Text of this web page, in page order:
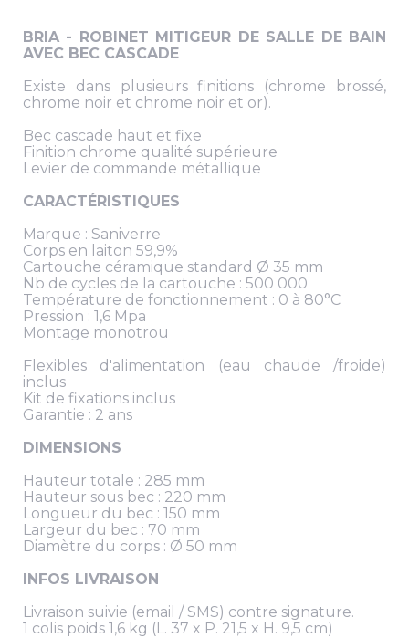
BRIA - ROBINET MITIGEUR DE SALLE DE BAIN
AVEC BEC CASCADE
Existe dans plusieurs finitions (chrome brossé,
chrome noir et chrome noir et or).
Bec cascade haut et fixe
Finition chrome qualité supérieure
Levier de commande métallique
CARACTÉRISTIQUES
Marque : Saniverre
Corps en laiton 59,9%
Cartouche céramique standard Ø 35 mm
Nb de cycles de la cartouche : 500 000
Température de fonctionnement : 0 à 80°C
Pression : 1,6 Mpa
Montage monotrou
Flexibles d'alimentation (eau chaude /froide)
inclus
Kit de fixations inclus
Garantie : 2 ans
DIMENSIONS
Hauteur totale : 285 mm
Hauteur sous bec : 220 mm
Longueur du bec : 150 mm
Largeur du bec : 70 mm
Diamètre du corps : Ø 50 mm
INFOS LIVRAISON
Livraison suivie (email / SMS) contre signature.
1 colis poids 1,6 kg (L. 37 x P. 21,5 x H. 9,5 cm)